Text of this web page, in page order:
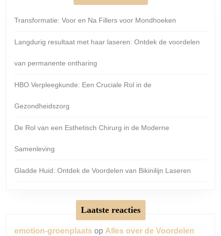
Transformatie: Voor en Na Fillers voor Mondhoeken
Langdurig resultaat met haar laseren: Ontdek de voordelen
van permanente ontharing
HBO Verpleegkunde: Een Cruciale Rol in de
Gezondheidszorg
De Rol van een Esthetisch Chirurg in de Moderne
Samenleving
Gladde Huid: Ontdek de Voordelen van Bikinilijn Laseren
Laatste reacties
emotion-groenplaats op Alles over de Voordelen